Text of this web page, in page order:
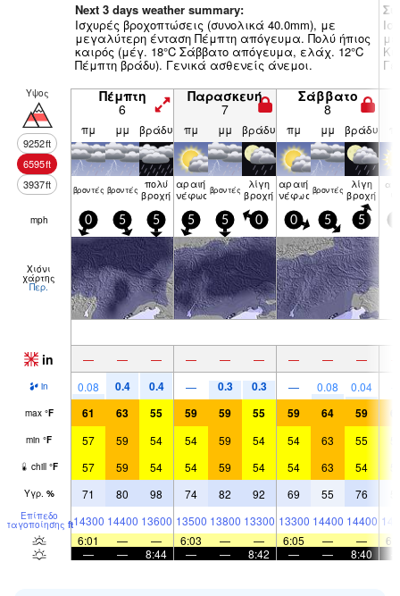
Next 3 days weather summary:
Ισχυρές βροχοπτώσεις (συνολικά 40.0mm), με
μεγαλύτερη ένταση Πέμπτη απόγευμα. Πολύ ήπιος
καιρός (μέγ. 18°C Σάββατο απόγευμα, ελάχ. 12°C
Πέμπτη βράδυ). Γενικά ασθενείς άνεμοι.
Υψος
9252ft
6595ft
3937ft
Πέμπτη
6
Παρασκευή
7
Σάββατο
8
πμ μμ βράδυ πμ μμ βράδυ πμ μμ βράδυ
βρον­τές βρον­τές πολύ
βροχή
αραιή
νέφωσηβρον­τές λίγη
βροχή
αραιή
νέφωσηβρον­τές λίγη
βροχή
mph 0 5 5 5 5 0 0 5 5
Χιόνι
χάρτης
Περ.
in — — — — — — — — —
in 0.08 0.4 0.4 — 0.3 0.3 — 0.08 0.04
max °F 61 63 55 59 59 55 59 64 59
min °F 57 59 54 54 59 54 54 63 55
chill °F 57 59 54 54 59 54 54 63 54
Υγρ. % 71 80 98 74 82 92 69 55 76
Επίπεδο
παγοποίησης ft14300 14400 13600 13500 13800 13300 13300 14400 14400
6:01
— — 6:03 — — 6:05 — —
—
— 8:44 — — 8:42 — — 8:40